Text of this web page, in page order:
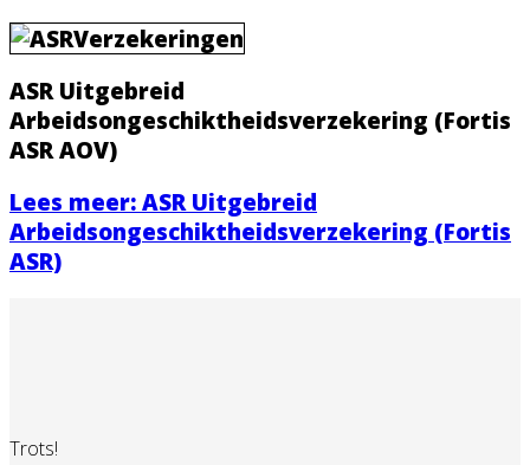
ASR Uitgebreid
Arbeidsongeschiktheidsverzekering (Fortis
ASR AOV)
Lees meer: ASR Uitgebreid
Arbeidsongeschiktheidsverzekering (Fortis
ASR)
Trots!